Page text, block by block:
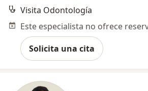
Visita Odontología
Solicita una cita